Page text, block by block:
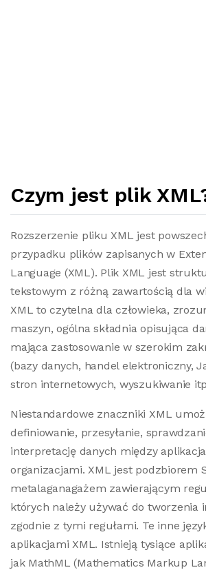
Czym jest plik
Rozszerzenie pliku XML jest
przypadku plików zapisanych w
Language (XML). Plik XML jest
tekstowym z różną zawartością dla
XML to czytelna dla człowieka,
maszyn, ogólna składnia opisująca
mająca zastosowanie w szerokim
(bazy danych, handel elektroniczny,
stron internetowych, wyszukiwanie
Niestandardowe znaczniki XML
definiowanie, przesyłanie,
interpretację danych między
organizacjami. XML jest podzbiorem
metalaganagażem zawierającym
których należy używać do tworzenia
zgodnie z tymi regułami. Te inne
aplikacjami XML. Istnieją tysiące
jak MathML (Mathematics Markup